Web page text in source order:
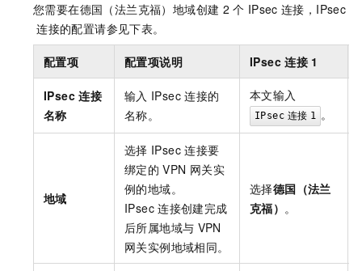
您需要在德国（法兰克福）地域创建 2 个 IPsec 连接，IPsec
连接的配置请参见下表。
配置项 配置项说明 IPsec 连接 1
IPsec 连接
名称
输入 IPsec 连接的
名称。
本文输入
IPsec 连接 1 。
地域
选择 IPsec 连接要
绑定的 VPN 网关实
例的地域。
IPsec 连接创建完成
后所属地域与 VPN
网关实例地域相同。
选择德国（法兰
克福） 。